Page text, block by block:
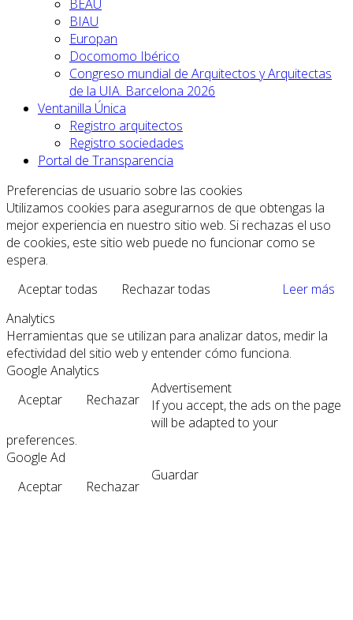
BEAU
BIAU
Europan
Docomomo Ibérico
Congreso mundial de Arquitectos y Arquitectas
de la UIA. Barcelona 2026
Ventanilla Única
Registro arquitectos
Registro sociedades
Portal de Transparencia
Preferencias de usuario sobre las cookies
Utilizamos cookies para asegurarnos de que obtengas la
mejor experiencia en nuestro sitio web. Si rechazas el uso
de cookies, este sitio web puede no funcionar como se
espera.
Aceptar todas
Rechazar todas
Leer más
Analytics
Herramientas que se utilizan para analizar datos, medir la
efectividad del sitio web y entender cómo funciona.
Google Analytics
Aceptar
Rechazar
Advertisement
If you accept, the ads on the page
will be adapted to your
preferences.
Google Ad
Aceptar
Rechazar
Guardar